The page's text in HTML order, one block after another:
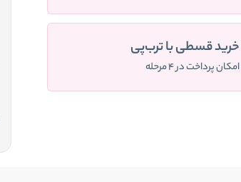
خرید قسطی با ترب‌پی
امکان پرداخت در ۴ مرحله